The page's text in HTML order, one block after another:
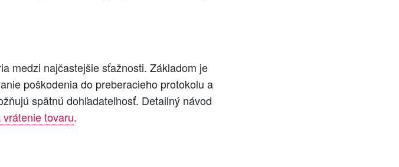
medzi najčastejšie sťažnosti. Základom je
poškodenia do preberacieho protokolu a
spätnú dohľadateľnosť. Detailný návod
tovaru.